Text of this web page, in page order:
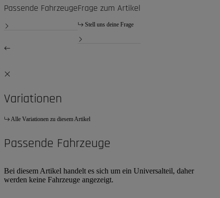
Passende FahrzeugeFrage zum Artikel
Stell uns deine Frage
Variationen
Alle Variationen zu diesem Artikel
Passende Fahrzeuge
Bei diesem Artikel handelt es sich um ein Universalteil, daher
werden keine Fahrzeuge angezeigt.